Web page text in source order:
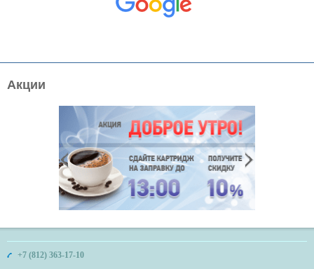
Акции
+7 (812) 363-17-10